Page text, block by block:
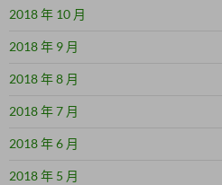
2018 年 10 月
2018 年 9 月
2018 年 8 月
2018 年 7 月
2018 年 6 月
2018 年 5 月